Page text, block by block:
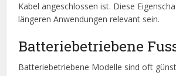
Kabel angeschlossen ist. Diese
längeren Anwendungen relevant sein.
Batteriebetriebene
Batteriebetriebene Modelle sind oft